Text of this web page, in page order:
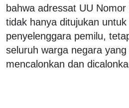
bahwa adressat UU
tidak hanya ditujukan untuk
penyelenggara pemilu,
seluruh warga negara
mencalonkan dan